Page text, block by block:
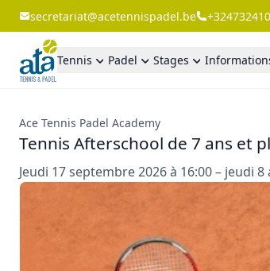
secretariat@acetennispadel.be
Tennis Padel Stages
Ace Tennis Padel Academy
Tennis Afterschool de 7 ans et
Jeudi 17 septembre 2026 à 16:00 – jeudi 8